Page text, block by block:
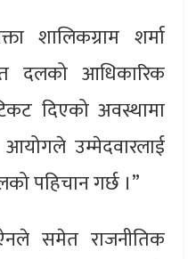
शालिकग्राम शर्मा
दलको आधिकारिक
दिएको अवस्थामा
उम्मेदवारलाई
पहिचान गर्छ ।”
समेत राजनीतिक